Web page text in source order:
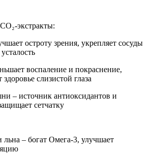
экстракты:
остроту зрения, укрепляет сосуды
воспаление и покраснение,
слизистой глаза
– источник антиоксидантов и
сетчатку
– богат Омега-3, улучшает